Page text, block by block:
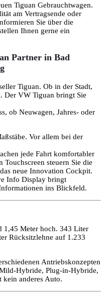
Tiguan Gebrauchtwagen.
am Vertragsende oder
Sie über die
Ihnen gerne ein
Partner in Bad
Tiguan. Ob in der Stadt,
Der VW Tiguan bringt Sie
ob Neuwagen, Jahres- oder
Vor allem bei der
jede Fahrt komfortabler
Touchscreen steuern Sie die
neue Innovation Cockpit.
Info Display bringt
ins Blickfeld.
1,45 Meter hoch. 343 Liter
Rücksitzlehne auf 1.233
Antriebskonzepten
Hybride, Plug-in-Hybride,
anderes Auto.